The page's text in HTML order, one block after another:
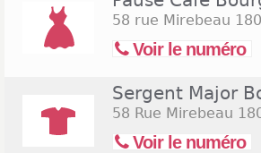
58 rue Mirebeau
Voir le numéro
Sergent Major
58 Rue Mirebeau
Voir le numéro